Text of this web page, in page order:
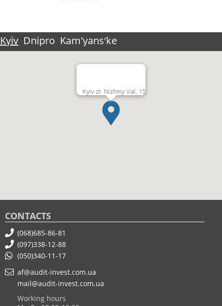
Kyiv Dnipro Kam'yansʹke
Kyiv st. Nizhniy Val, 15
CONTACTS
(068)685-86-81
(097)338-12-88
(050)340-11-17
af@audit-invest.com.ua
mail@audit-invest.com.ua
Working hours